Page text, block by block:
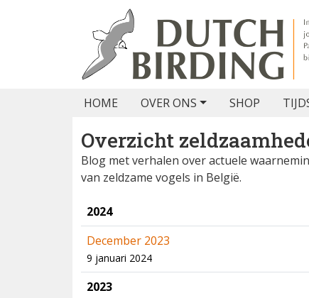
HOME OVER ONS SHOP
Overzicht
Blog met verhalen over actuele
van zeldzame vogels in België.
2024
December 2023
9 januari 2024
2023